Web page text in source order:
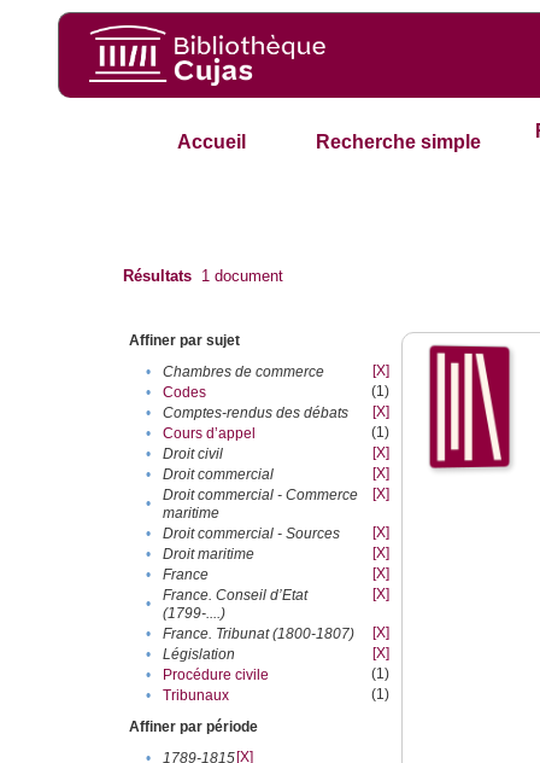
Accueil Recherche simple
Résultats 1 document
Affiner par sujet
•
Chambres de commerce
[X]
•
Codes
(1)
•
Comptes-rendus des débats
[X]
•
Cours d’appel
(1)
•
Droit civil
[X]
•
Droit commercial
[X]
•
Droit commercial - Commerce
maritime
[X]
• Droit commercial - Sources
[X]
•
Droit maritime
[X]
•
France
[X]
•
France. Conseil d’Etat
(1799-....)
[X]
• France. Tribunat (1800-1807)
[X]
•
Législation
[X]
•
Procédure civile
(1)
•
Tribunaux
(1)
Affiner par période
•
1789-1815[X]